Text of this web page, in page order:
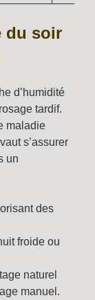
du soir
d’humidité
tardif.
maladie
s’assurer
un
des
froide ou
naturel
manuel.